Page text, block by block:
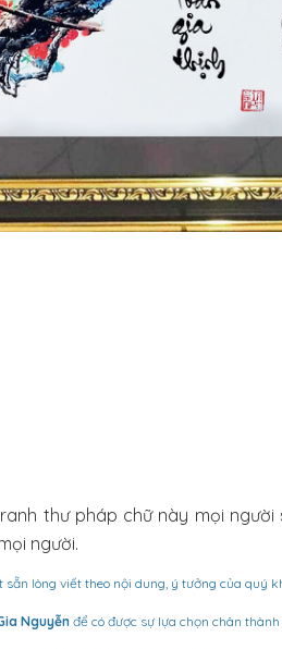
thư pháp chữ này mọi người
người.
sẵn lòng viết theo nội dung, ý tưởng của quý
Nguyễnđể có được sự lựa chọn chân thành